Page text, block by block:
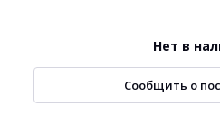
Нет в
Сообщить о